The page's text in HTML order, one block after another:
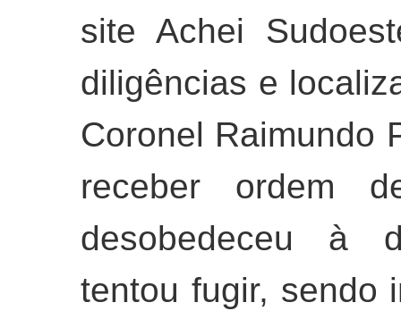
site Achei
diligências e
Coronel Raimundo
receber ordem
desobedeceu à
tentou fugir, sendo